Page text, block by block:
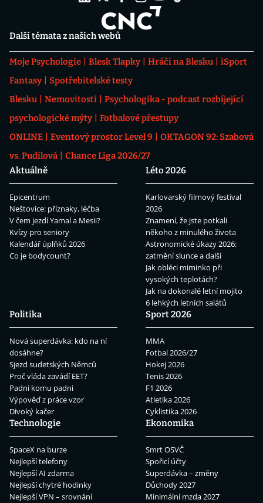
Další témata z našich webů
Moje Psychologie Blesk Tlapky Hráči na Blesku
iSport
Fantasy
Spotřebitelské testy
Blesku
Nemovitosti
Psychologika - podcast rozbíjející
psychologické mýty
Fotbalové přestupy
ONLINE
Eventový prostor Level 9
OKTAGON 92: Szabová
vs. Pudilová
Chance Liga 2026/27
Aktuálně
Epicentrum
Neštovice: příznaky, léčba
V čem jezdí Yamal a Mesii?
Kvízy pro seniory
Kalendář úplňků 2026
Co je bodycount?
Léto 2026
Karlovarský filmový festival
2026
Znamení, že jste potkali
někoho z minulého života
Astronomické úkazy 2026:
zatmění slunce a další
Jak obléci miminko při
vysokých teplotách?
Jak na dokonalé letní mojito
6 lehkých letních salátů
Politika
Nová superdávka: kdo na ní
dosáhne?
Sjezd sudetských Němců
Proč vláda zavádí EET?
Padni komu padni
Výpověď z práce vzor
Divoký kačer
Sport 2026
MMA
Fotbal 2026/27
Hokej 2026
Tenis 2026
F1 2026
Atletika 2026
Cyklistika 2026
Technologie
SpaceX na burze
Nejlepší telefony
Nejlepší AI zdarma
Nejlepší chytré hodinky
Nejlepší VPN – srovnání
Ekonomika
Smrt OSVČ
Spořicí účty
Superdávka – změny
Důchody 2027
Minimální mzda 2027